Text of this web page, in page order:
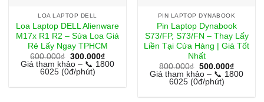
LOA LAPTOP DELL
Loa Laptop DELL Alienware
M17x R1 R2 – Sửa Loa Giá
Rẻ Lấy Ngay TPHCM
600.000₫ Giá
gốc
là:
600.000₫.
300.000₫Giá
hiện
300.000₫.
Giá tham khảo – 📞 1800
6025 (0đ/phút)
PIN LAPTOP DYNABOOK
Pin Laptop Dynabook
S73/FP, S73/FN – Thay Lấy
Liền Tại Cửa Hàng | Giá Tốt
Nhất
800.000₫ Giá
gốc
là:
800.000₫.
500.000₫Giá
hiện
Giá tham khảo – 📞 1800
6025 (0đ/phút)